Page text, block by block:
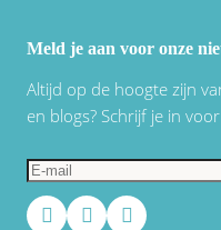
Meld je aan voor onze
Altijd op de hoogte zijn
en blogs? Schrijf je in